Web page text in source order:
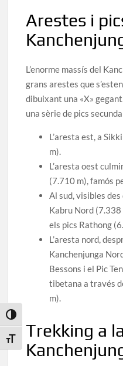
Toggle High Contrast
Toggle Font size
Arestes i
L’enorme massís del
grans arestes que
dibuixant una «X»
una sèrie de pics
L’aresta est, a
m).
L’aresta oest
(7.710 m), famós
Al sud, visibles
Kabru Nord (7.338
els pics Rathong
L’aresta nord,
Kanchenjunga
Bessons i el Pic
tibetana a través
m).
Trekking a